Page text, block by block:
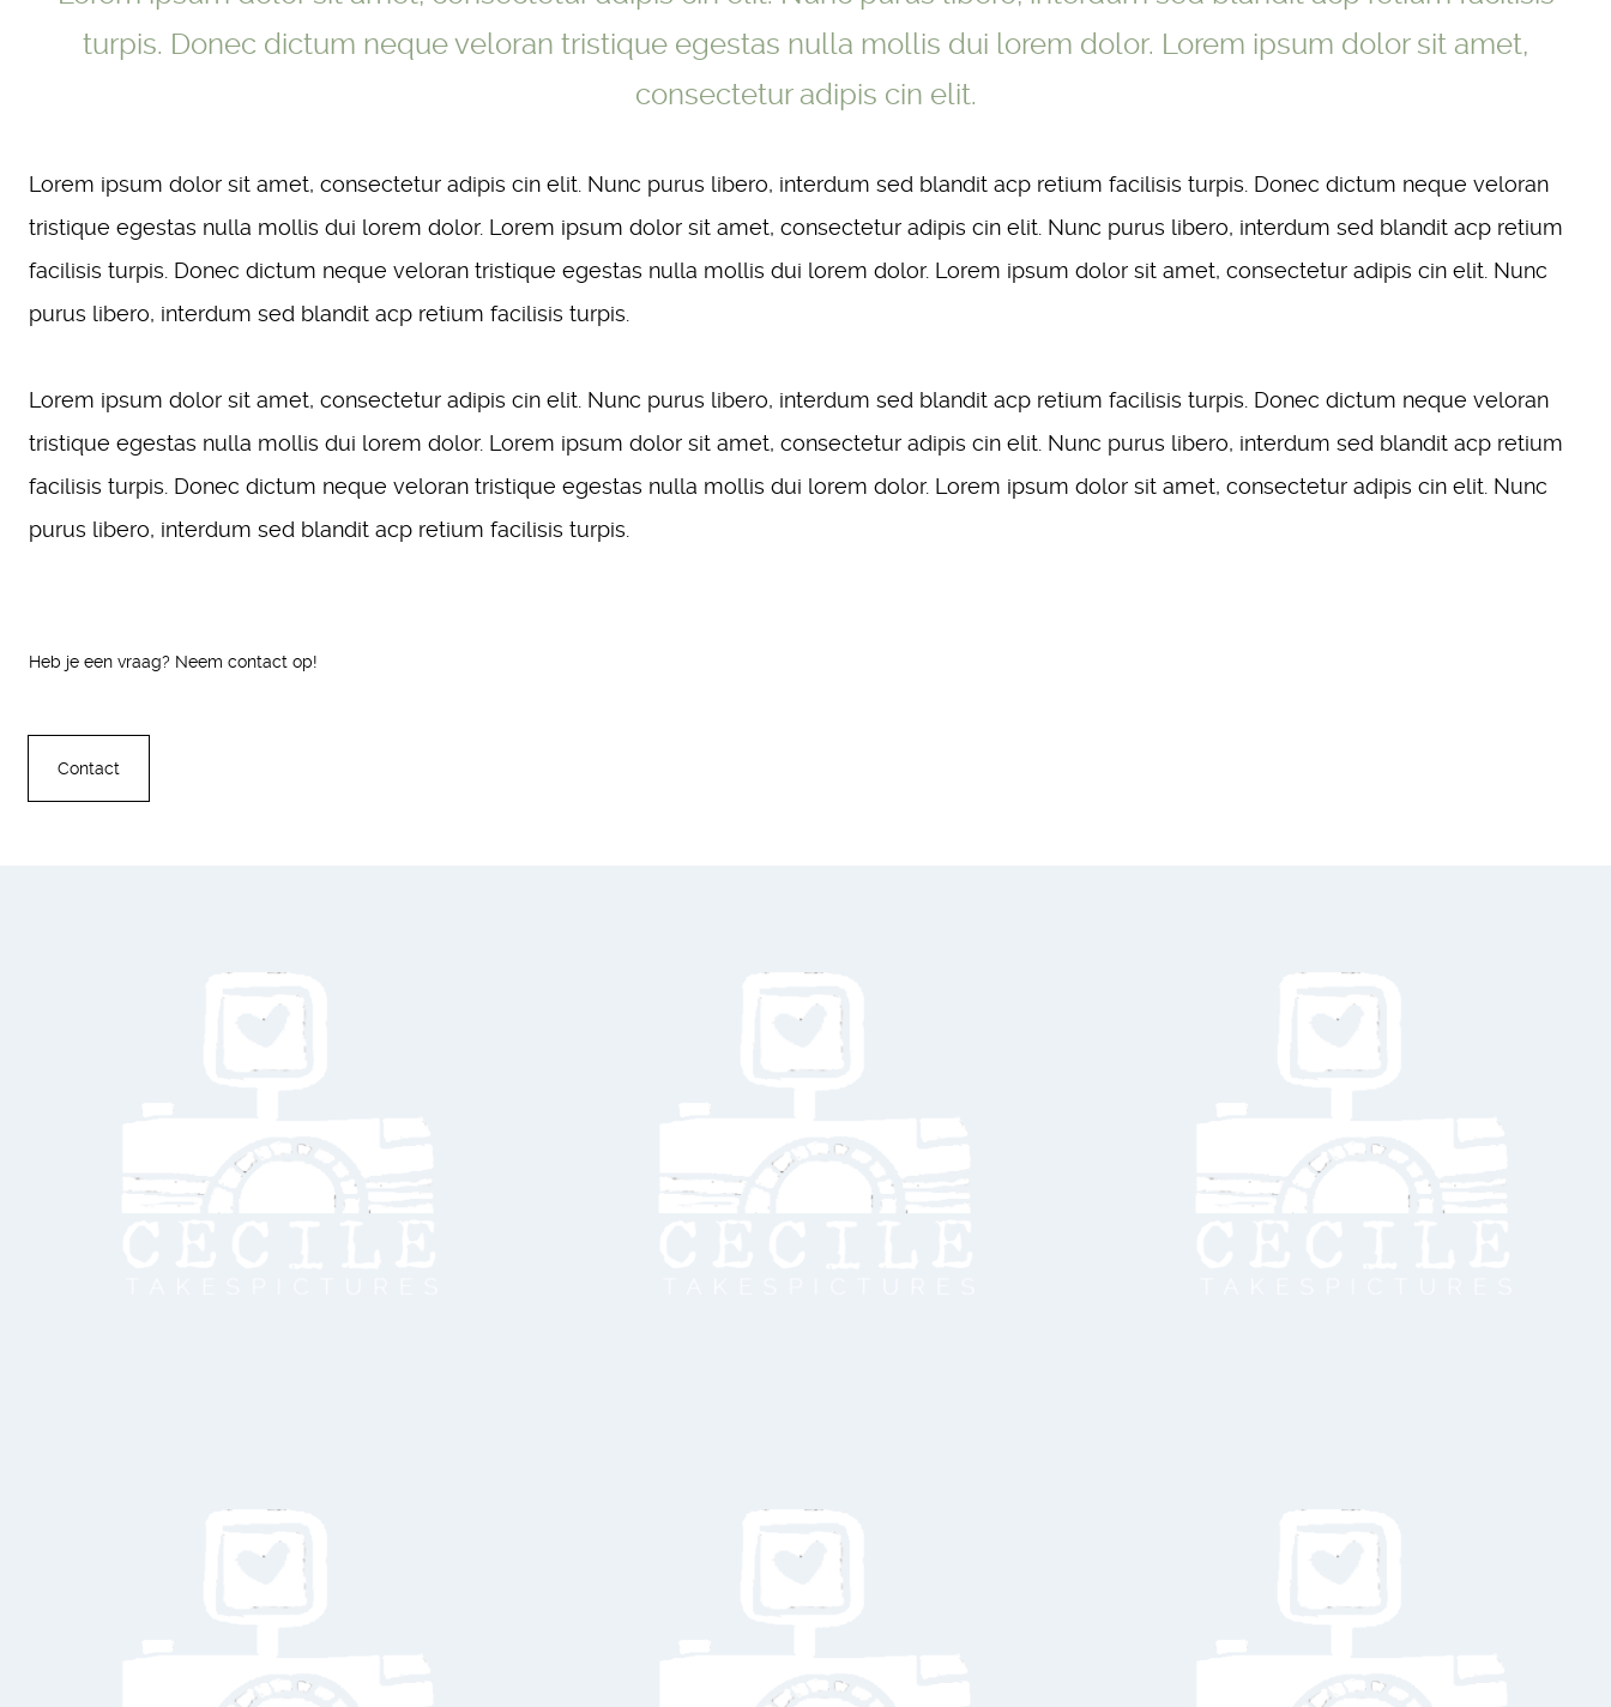
turpis. Donec dictum neque veloran tristique egestas nulla mollis dui lorem dolor. Lorem ipsum dolor sit amet,
consectetur adipis cin elit.
Lorem ipsum dolor sit amet, consectetur adipis cin elit. Nunc purus libero, interdum sed blandit acp retium facilisis turpis. Donec dictum neque veloran
tristique egestas nulla mollis dui lorem dolor. Lorem ipsum dolor sit amet, consectetur adipis cin elit. Nunc purus libero, interdum sed blandit acp retium
facilisis turpis. Donec dictum neque veloran tristique egestas nulla mollis dui lorem dolor. Lorem ipsum dolor sit amet, consectetur adipis cin elit. Nunc
purus libero, interdum sed blandit acp retium facilisis turpis.
Lorem ipsum dolor sit amet, consectetur adipis cin elit. Nunc purus libero, interdum sed blandit acp retium facilisis turpis. Donec dictum neque veloran
tristique egestas nulla mollis dui lorem dolor. Lorem ipsum dolor sit amet, consectetur adipis cin elit. Nunc purus libero, interdum sed blandit acp retium
facilisis turpis. Donec dictum neque veloran tristique egestas nulla mollis dui lorem dolor. Lorem ipsum dolor sit amet, consectetur adipis cin elit. Nunc
purus libero, interdum sed blandit acp retium facilisis turpis.
Heb je een vraag? Neem contact op!
Contact